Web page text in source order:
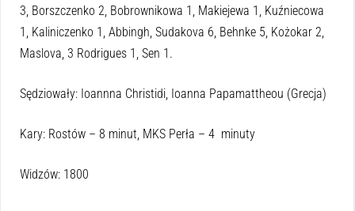
3, Borszczenko 2, Bobrownikowa 1, Makiejewa 1, Kuźniecowa
1, Kaliniczenko 1, Abbingh, Sudakova 6, Behnke 5, Kożokar 2,
Maslova, 3 Rodrigues 1, Sen 1.
Sędziowały: Ioannna Christidi, Ioanna Papamattheou (Grecja)
Kary: Rostów – 8 minut, MKS Perła – 4 minuty
Widzów: 1800